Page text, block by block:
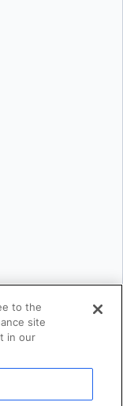
to the
site
in our